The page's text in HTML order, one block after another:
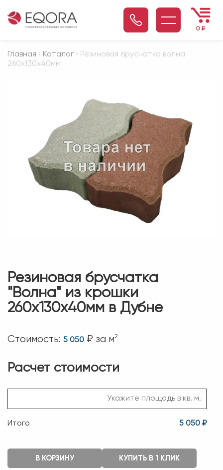
0 ₽
Главная › Каталог › Резиновая брусчатка волна
260х130х40мм
Резиновая брусчатка
"Волна" из крошки
260х130х40мм в Дубне
Стоимость: 5 050 ₽ за м2
Расчет стоимости
Итого 5 050 ₽
В КОРЗИНУ КУПИТЬ В 1 КЛИК